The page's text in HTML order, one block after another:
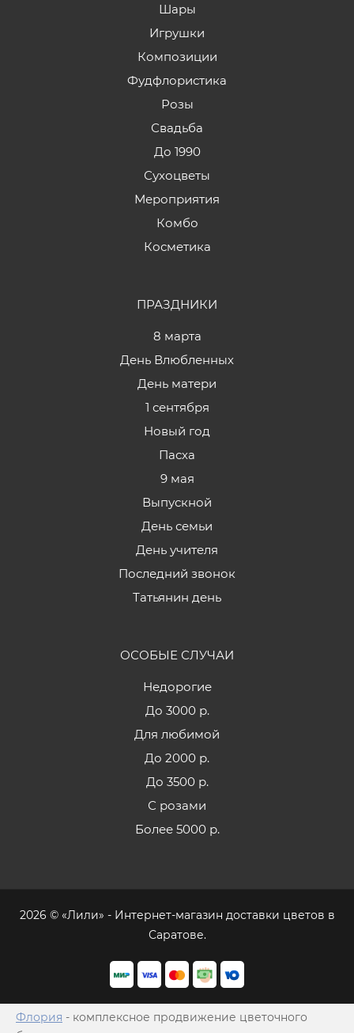
Шары
Игрушки
Композиции
Фудфлористика
Розы
Свадьба
До 1990
Сухоцветы
Мероприятия
Комбо
Косметика
ПРАЗДНИКИ
8 марта
День Влюбленных
День матери
1 сентября
Новый год
Пасха
9 мая
Выпускной
День семьи
День учителя
Последний звонок
Татьянин день
ОСОБЫЕ СЛУЧАИ
Недорогие
До 3000 р.
Для любимой
До 2000 р.
До 3500 р.
С розами
Более 5000 р.
2026 © «Лили» - Интернет-магазин доставки цветов в
Саратове.
Флория - комплексное продвижение цветочного